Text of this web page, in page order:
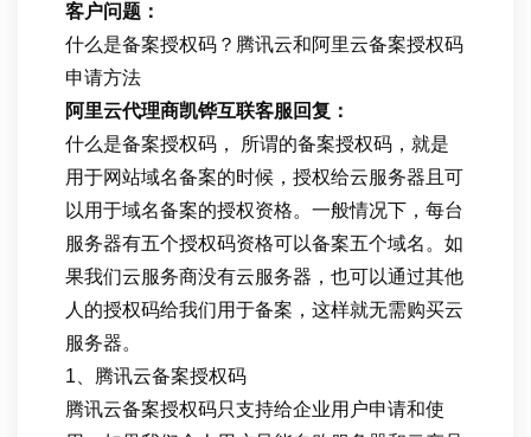
客户问题：
什么是备案授权码？腾讯云和阿里云备案授权码
申请方法
阿里云代理商凯铧互联客服回复：
什么是备案授权码， 所谓的备案授权码，就是
用于网站域名备案的时候，授权给云服务器且可
以用于域名备案的授权资格。一般情况下，每台
服务器有五个授权码资格可以备案五个域名。如
果我们云服务商没有云服务器，也可以通过其他
人的授权码给我们用于备案，这样就无需购买云
服务器。
1、腾讯云备案授权码
腾讯云备案授权码只支持给企业用户申请和使